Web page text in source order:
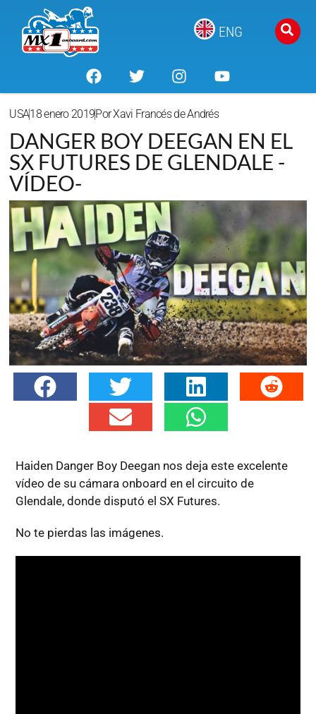
ENG
USA18 enero 2019PorXavi Francés de Andrés
DANGER BOY DEEGAN EN EL
SX FUTURES DE GLENDALE -
VÍDEO-
Haiden Danger Boy Deegan nos deja este excelente
vídeo de su cámara onboard en el circuito de
Glendale, donde disputó el SX Futures.
No te pierdas las imágenes.